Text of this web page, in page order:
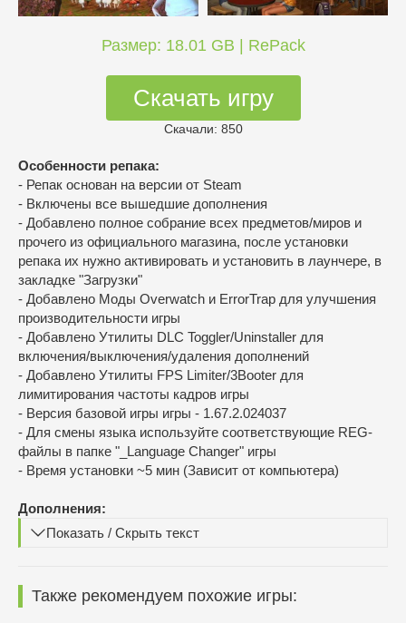
Размер: 18.01 GB | RePack
Скачать игру
Скачали: 850
Особенности репака:
- Репак основан на версии от Steam
- Включены все вышедшие дополнения
- Добавлено полное собрание всех предметов/миров и
прочего из официального магазина, после установки
репака их нужно активировать и установить в лаунчере, в
закладке "Загрузки"
- Добавлено Моды Overwatch и ErrorTrap для улучшения
производительности игры
- Добавлено Утилиты DLC Toggler/Uninstaller для
включения/выключения/удаления дополнений
- Добавлено Утилиты FPS Limiter/3Booter для
лимитирования частоты кадров игры
- Версия базовой игры игры - 1.67.2.024037
- Для смены языка используйте соответствующие REG-
файлы в папке "_Language Changer" игры
- Время установки ~5 мин (Зависит от компьютера)
Дополнения:
Показать / Скрыть текст
Также рекомендуем похожие игры: